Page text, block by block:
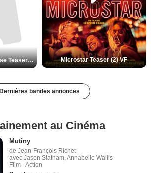
De la Comédie-Française Teaser (3) VF Microstar Teaser (2) VF
Dernières bandes annonces
au Cinéma
Mutiny
de Jean-François Richet
avec Jason Statham, Annabelle Wallis
Film - Action